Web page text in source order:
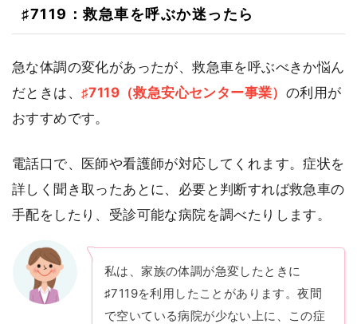
♯7119：救急車を呼ぶか迷ったら
急な体調の変化があったが、救急車を呼ぶべきか悩ん
だときは、 ♯7119（救急安心センター事業） の利用が
おすすめです。
電話口で、医師や看護師が対応してくれます。症状を
詳しく聞き取ったあとに、必要と判断すれば救急車の
手配をしたり、受診可能な病院を調べたりします。
私は、家族の体調が急変したときに
♯7119を利用したことがあります。夜間
で空いている病院が少ない上に、この症